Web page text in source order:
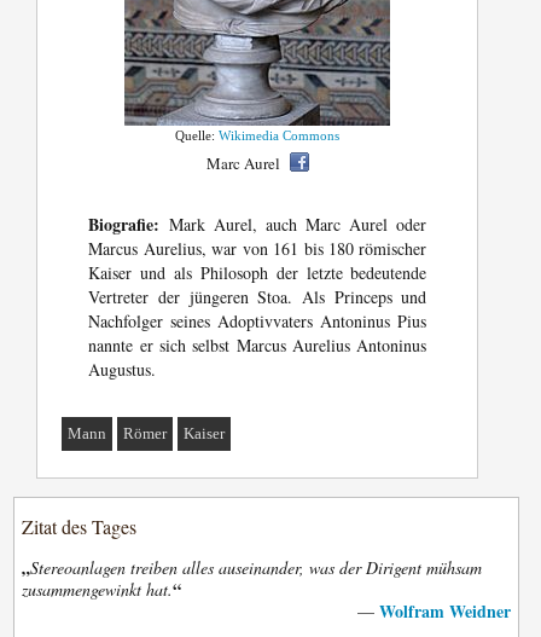
Quelle:Wikimedia Commons
Marc Aurel
Biografie: Mark Aurel, auch Marc Aurel oder
Marcus Aurelius, war von 161 bis 180 römischer
Kaiser und als Philosoph der letzte bedeutende
Vertreter der jüngeren Stoa. Als Princeps und
Nachfolger seines Adoptivvaters Antoninus Pius
nannte er sich selbst Marcus Aurelius Antoninus
Augustus.
Mann Römer Kaiser
Zitat des Tages
„Stereoanlagen treiben alles auseinander, was der Dirigent mühsam
zusammengewinkt hat.“
— Wolfram Weidner